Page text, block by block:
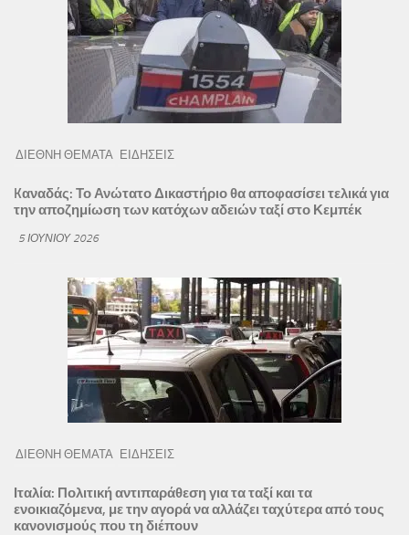
ΔΙΕΘΝΗ ΘΕΜΑΤΑ ΕΙΔΗΣΕΙΣ
Kαναδάς: Το Ανώτατο Δικαστήριο θα αποφασίσει τελικά για
την αποζημίωση των κατόχων αδειών ταξί στο Κεμπέκ
5 ΙΟΥΝΊΟΥ 2026
ΔΙΕΘΝΗ ΘΕΜΑΤΑ ΕΙΔΗΣΕΙΣ
Ιταλία: Πολιτική αντιπαράθεση για τα ταξί και τα
ενοικιαζόμενα, με την αγορά να αλλάζει ταχύτερα από τους
κανονισμούς που τη διέπουν